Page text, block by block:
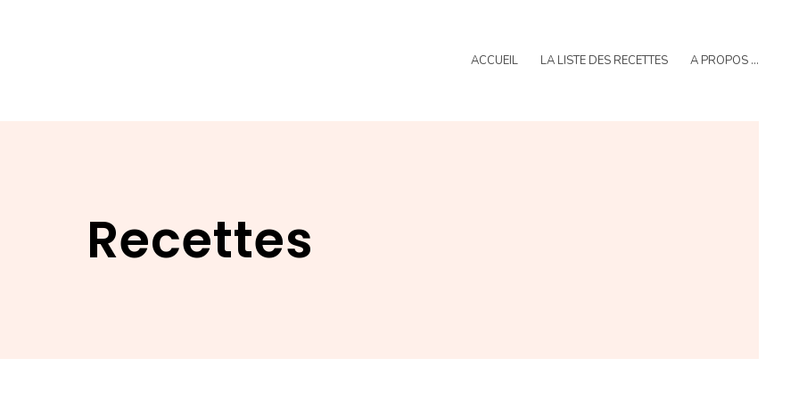
ACCUEIL LA LISTE DES RECETTES A PROPOS …
Recettes